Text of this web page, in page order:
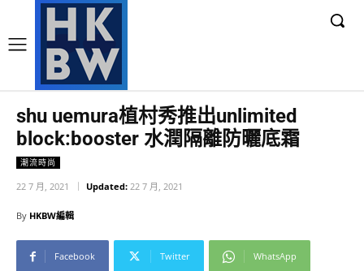
shu uemura植村秀推出unlimited
block:booster 水潤隔離防曬底霜
潮流時尚
22 7 月, 2021 Updated: 22 7 月, 2021
By HKBW編輯
Facebook Twitter WhatsApp